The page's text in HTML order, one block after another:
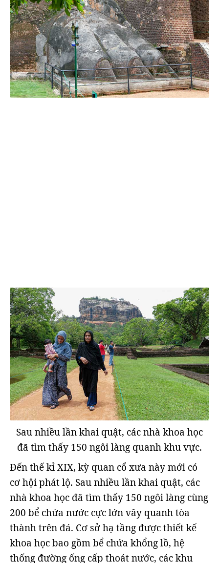
Sau nhiều lần khai quật, các nhà khoa học
đã tìm thấy 150 ngôi làng quanh khu vực.
Đến thế kỉ XIX, kỳ quan cổ xưa này mới có
cơ hội phát lộ. Sau nhiều lần khai quật, các
nhà khoa học đã tìm thấy 150 ngôi làng cùng
200 bể chứa nước cực lớn vây quanh tòa
thành trên đá. Cơ sở hạ tầng được thiết kế
khoa học bao gồm bể chứa khổng lồ, hệ
thống đường ống cấp thoát nước, các khu